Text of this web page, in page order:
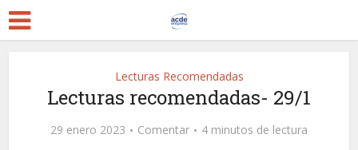
Lecturas Recomendadas
Lecturas recomendadas- 29/1
29 enero 2023 Comentar 4 minutos de lectura